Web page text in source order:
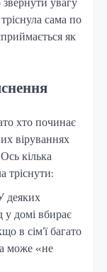
сама по
як
хто починає
віруваннях
кілька
тріснути:
деяких
у домі вбирає
в сім’ї багато
може «не